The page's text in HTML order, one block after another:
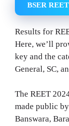
BSER
Results for
Here, we’ll
key and the
General, SC,
The REET
made public
Banswara,